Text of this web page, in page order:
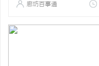
廊坊百事通